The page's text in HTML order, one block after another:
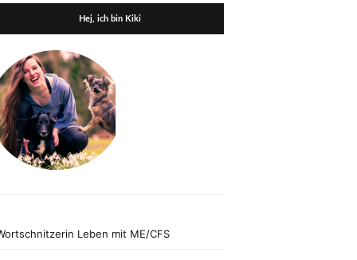
Hej, ich bin Kiki
Leben mit ME/CFS